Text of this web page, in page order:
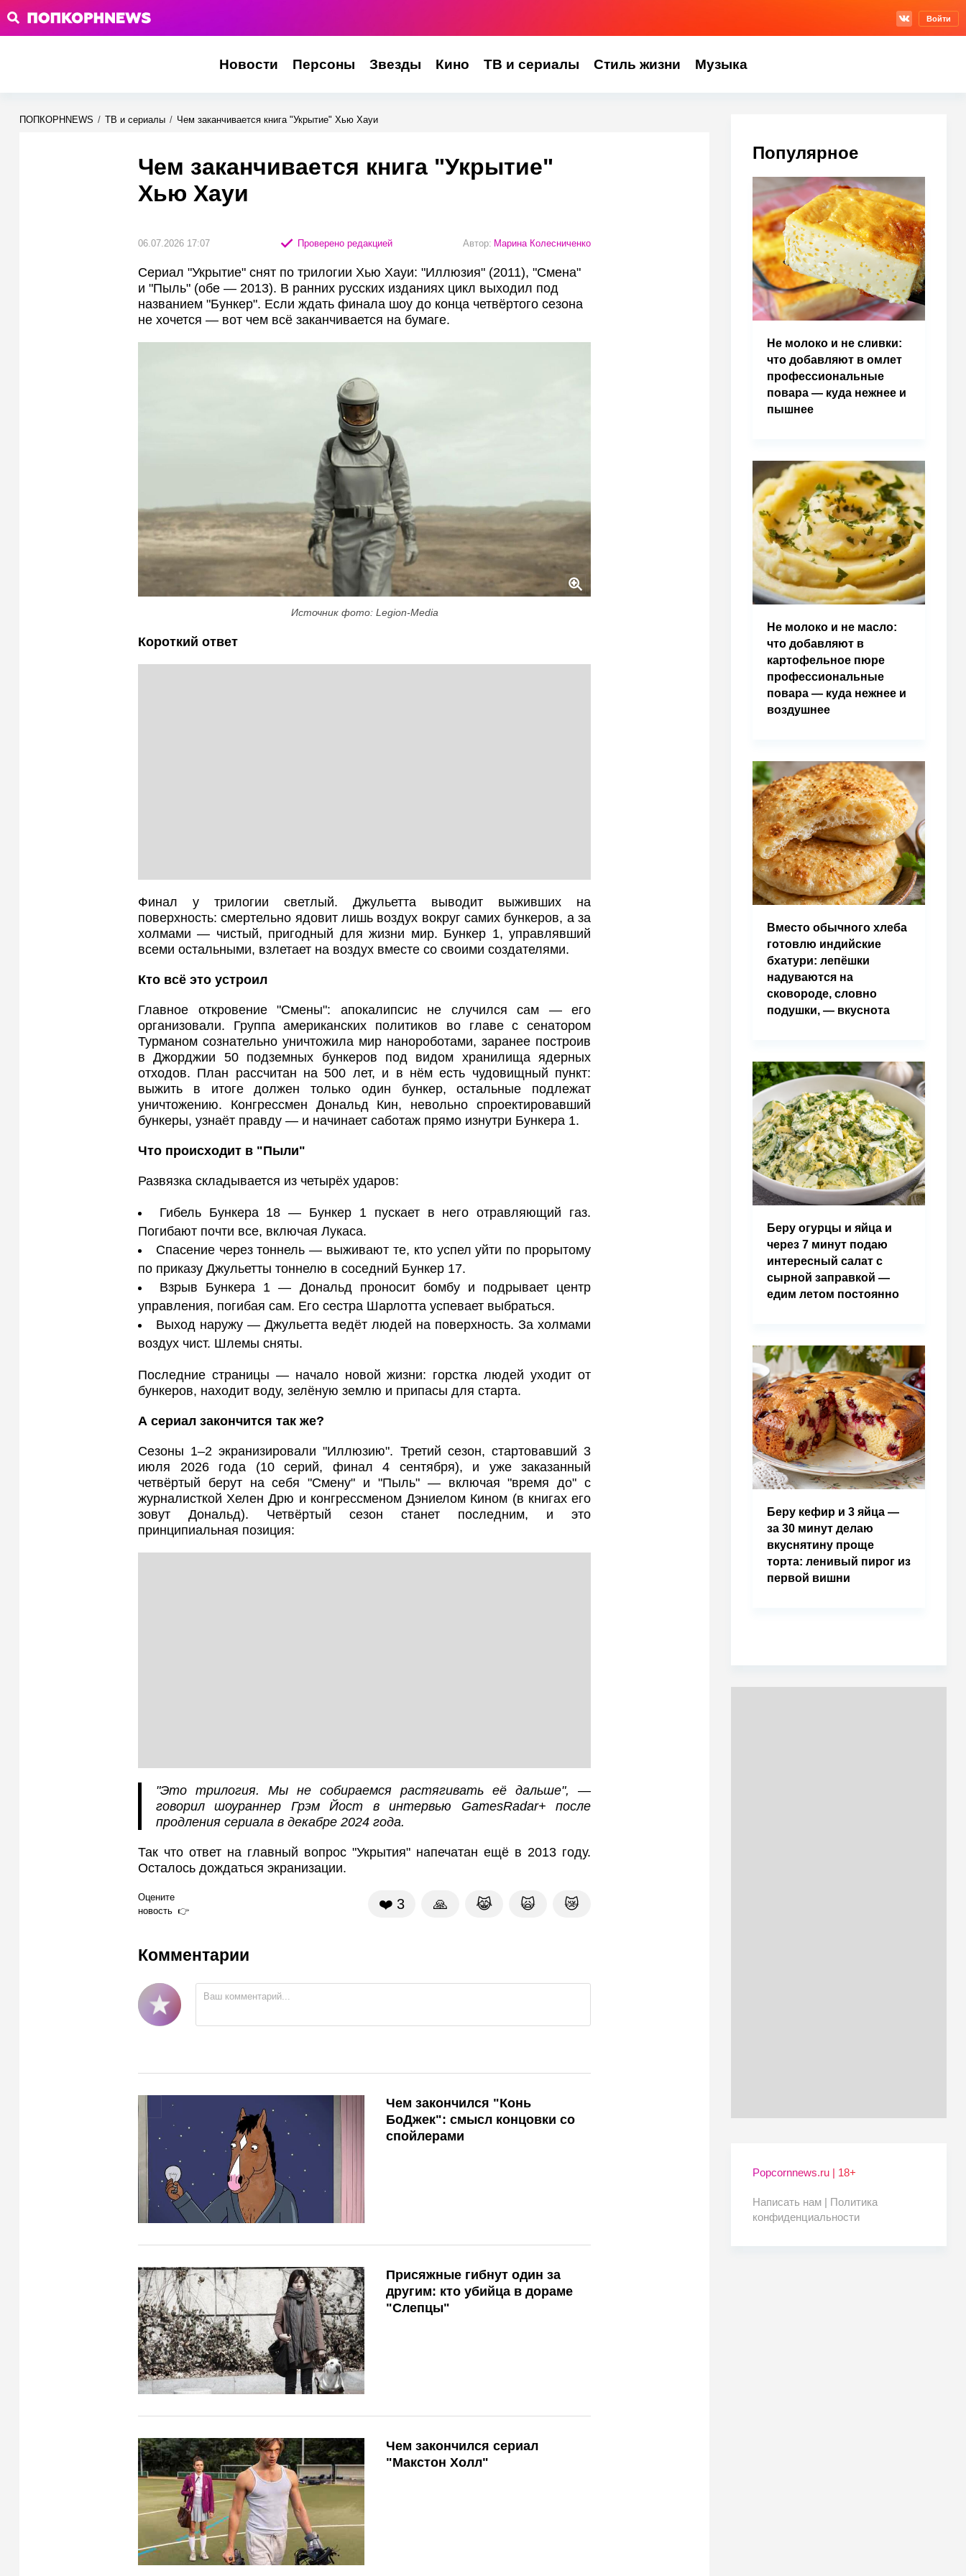
Войти
Новости Персоны Звезды Кино ТВ и сериалы Стиль жизни Музыка
ПОПКОРНNEWS / ТВ и сериалы / Чем заканчивается книга "Укрытие" Хью Хауи
Чем заканчивается книга "Укрытие"
Хью Хауи
06.07.2026 17:07 Проверено редакцией Автор: Марина Колесниченко
Сериал "Укрытие" снят по трилогии Хью Хауи: "Иллюзия" (2011), "Смена"
и "Пыль" (обе — 2013). В ранних русских изданиях цикл выходил под
названием "Бункер". Если ждать финала шоу до конца четвёртого сезона
не хочется — вот чем всё заканчивается на бумаге.
Источник фото: Legion-Media
Короткий ответ
Финал у трилогии светлый. Джульетта выводит выживших на
поверхность: смертельно ядовит лишь воздух вокруг самих бункеров, а за
холмами — чистый, пригодный для жизни мир. Бункер 1, управлявший
всеми остальными, взлетает на воздух вместе со своими создателями.
Кто всё это устроил
Главное откровение "Смены": апокалипсис не случился сам — его
организовали. Группа американских политиков во главе с сенатором
Турманом сознательно уничтожила мир нанороботами, заранее построив
в Джорджии 50 подземных бункеров под видом хранилища ядерных
отходов. План рассчитан на 500 лет, и в нём есть чудовищный пункт:
выжить в итоге должен только один бункер, остальные подлежат
уничтожению. Конгрессмен Дональд Кин, невольно спроектировавший
бункеры, узнаёт правду — и начинает саботаж прямо изнутри Бункера 1.
Что происходит в "Пыли"
Развязка складывается из четырёх ударов:
Гибель Бункера 18 — Бункер 1 пускает в него отравляющий газ.
Погибают почти все, включая Лукаса.
Спасение через тоннель — выживают те, кто успел уйти по прорытому
по приказу Джульетты тоннелю в соседний Бункер 17.
Взрыв Бункера 1 — Дональд проносит бомбу и подрывает центр
управления, погибая сам. Его сестра Шарлотта успевает выбраться.
Выход наружу — Джульетта ведёт людей на поверхность. За холмами
воздух чист. Шлемы сняты.
Последние страницы — начало новой жизни: горстка людей уходит от
бункеров, находит воду, зелёную землю и припасы для старта.
А сериал закончится так же?
Сезоны 1–2 экранизировали "Иллюзию". Третий сезон, стартовавший 3
июля 2026 года (10 серий, финал 4 сентября), и уже заказанный
четвёртый берут на себя "Смену" и "Пыль" — включая "время до" с
журналисткой Хелен Дрю и конгрессменом Дэниелом Кином (в книгах его
зовут Дональд). Четвёртый сезон станет последним, и это
принципиальная позиция:
"Это трилогия. Мы не собираемся растягивать её дальше", —
говорил шоураннер Грэм Йост в интервью GamesRadar+ после
продления сериала в декабре 2024 года.
Так что ответ на главный вопрос "Укрытия" напечатан ещё в 2013 году.
Осталось дождаться экранизации.
Оцените
новость
❤️ 3 🙏 😹 🙀 😿
Комментарии
Чем закончился "Конь
БоДжек": смысл концовки со
спойлерами
Присяжные гибнут один за
другим: кто убийца в дораме
"Слепцы"
Чем закончился сериал
"Макстон Холл"
Популярное
Не молоко и не сливки:
что добавляют в омлет
профессиональные
повара — куда нежнее и
пышнее
Не молоко и не масло:
что добавляют в
картофельное пюре
профессиональные
повара — куда нежнее и
воздушнее
Вместо обычного хлеба
готовлю индийские
бхатури: лепёшки
надуваются на
сковороде, словно
подушки, — вкуснота
Беру огурцы и яйца и
через 7 минут подаю
интересный салат с
сырной заправкой —
едим летом постоянно
Беру кефир и 3 яйца —
за 30 минут делаю
вкуснятину проще
торта: ленивый пирог из
первой вишни
Popcornnews.ru | 18+
Написать нам | Политика
конфиденциальности